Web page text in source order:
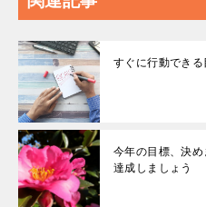
すぐに行動でき
今年の目標、決
達成しましょう